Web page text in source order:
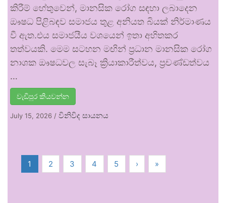
කිරීම් හේතුවෙන්, මානසික රෝග සඳහා ලබාදෙන
ඖෂධ පිළිබඳව සමාජය තුළ අනියත බියක් නිර්මාණය
වී ඇත.එය සමාජයීය වශයෙන් ඉතා අහිතකර
තත්වයකි. මෙම සටහන මඟින් ප්‍රධාන මානසික රෝග
නාශක ඖෂධවල සැබෑ ක්‍රියාකාරීත්වය, ප්‍රචණ්ඩත්වය
…
වැඩිපුර කියවන්න
July 15, 2026 / විනිවිද සායනය
1 2 3 4 5 › »